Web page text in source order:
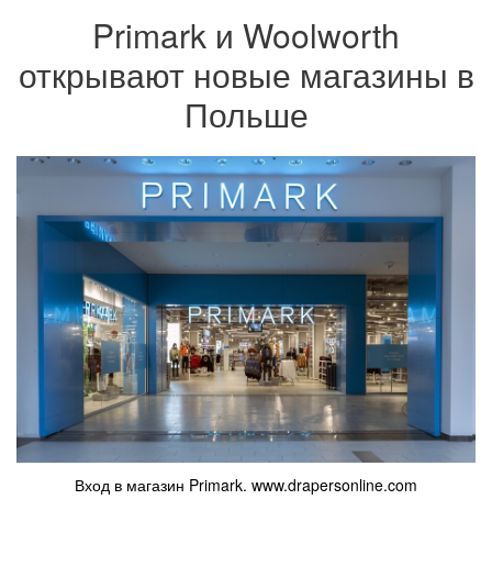
Primark и Woolworth
открывают новые магазины в
Польше
Вход в магазин Primark. www.drapersonline.com